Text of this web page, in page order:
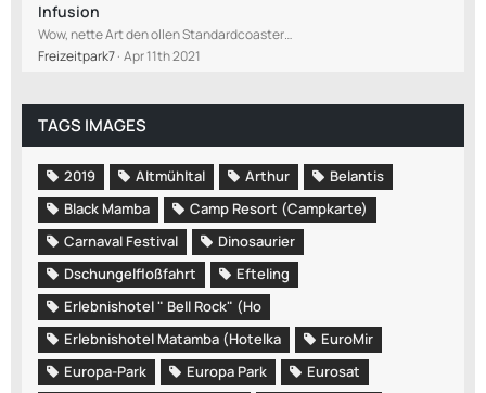
Infusion
Wow, nette Art den ollen Standardcoaster…
Freizeitpark7 Apr 11th 2021
TAGS IMAGES
2019 Altmühltal Arthur
Belantis
Black Mamba
Camp Resort (Campkarte)
Carnaval Festival
Dinosaurier
Dschungelfloßfahrt
Efteling
Erlebnishotel " Bell Rock" (Ho
Erlebnishotel Matamba (Hotelka
EuroMir
Europa-Park
Europa Park
Eurosat